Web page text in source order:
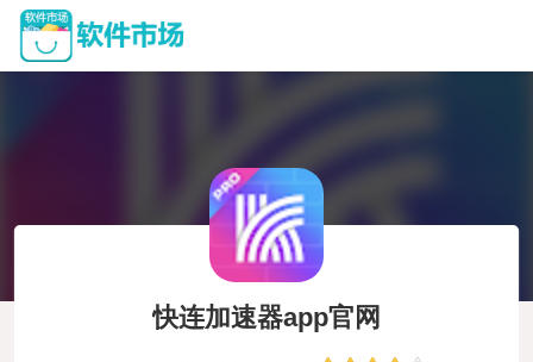
快连加速器app官网